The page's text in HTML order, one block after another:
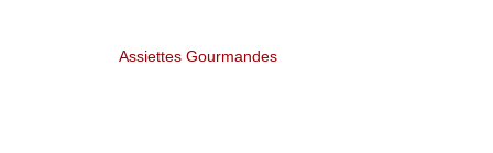
Assiettes Gourmandes